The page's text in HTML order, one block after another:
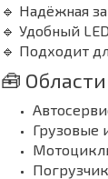
🔹 Надёжная
🔹 Удобный
🔹 Подходит
🧰
Грузовые